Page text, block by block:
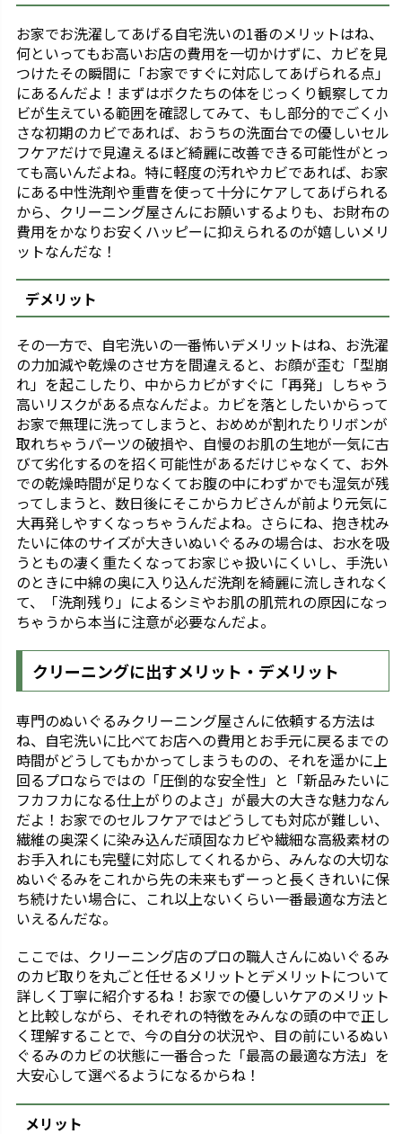
お家でお洗濯してあげる自宅洗いの1番のメリットはね、
何といってもお高いお店の費用を一切かけずに、カビを見
つけたその瞬間に「お家ですぐに対応してあげられる点」
にあるんだよ！まずはボクたちの体をじっくり観察してカ
ビが生えている範囲を確認してみて、もし部分的でごく小
さな初期のカビであれば、おうちの洗面台での優しいセル
フケアだけで見違えるほど綺麗に改善できる可能性がとっ
ても高いんだよね。特に軽度の汚れやカビであれば、お家
にある中性洗剤や重曹を使って十分にケアしてあげられる
から、クリーニング屋さんにお願いするよりも、お財布の
費用をかなりお安くハッピーに抑えられるのが嬉しいメリ
ットなんだな！
デメリット
その一方で、自宅洗いの一番怖いデメリットはね、お洗濯
の力加減や乾燥のさせ方を間違えると、お顔が歪む「型崩
れ」を起こしたり、中からカビがすぐに「再発」しちゃう
高いリスクがある点なんだよ。カビを落としたいからって
お家で無理に洗ってしまうと、おめめが割れたりリボンが
取れちゃうパーツの破損や、自慢のお肌の生地が一気に古
びて劣化するのを招く可能性があるだけじゃなくて、お外
での乾燥時間が足りなくてお腹の中にわずかでも湿気が残
ってしまうと、数日後にそこからカビさんが前より元気に
大再発しやすくなっちゃうんだよね。さらにね、抱き枕み
たいに体のサイズが大きいぬいぐるみの場合は、お水を吸
うともの凄く重たくなってお家じゃ扱いにくいし、手洗い
のときに中綿の奥に入り込んだ洗剤を綺麗に流しきれなく
て、「洗剤残り」によるシミやお肌の肌荒れの原因になっ
ちゃうから本当に注意が必要なんだよ。
クリーニングに出すメリット・デメリット
専門のぬいぐるみクリーニング屋さんに依頼する方法は
ね、自宅洗いに比べてお店への費用とお手元に戻るまでの
時間がどうしてもかかってしまうものの、それを遥かに上
回るプロならではの「圧倒的な安全性」と「新品みたいに
フカフカになる仕上がりのよさ」が最大の大きな魅力なん
だよ！お家でのセルフケアではどうしても対応が難しい、
繊維の奥深くに染み込んだ頑固なカビや繊細な高級素材の
お手入れにも完璧に対応してくれるから、みんなの大切な
ぬいぐるみをこれから先の未来もずーっと長くきれいに保
ち続けたい場合に、これ以上ないくらい一番最適な方法と
いえるんだな。
ここでは、クリーニング店のプロの職人さんにぬいぐるみ
のカビ取りを丸ごと任せるメリットとデメリットについて
詳しく丁寧に紹介するね！お家での優しいケアのメリット
と比較しながら、それぞれの特徴をみんなの頭の中で正し
く理解することで、今の自分の状況や、目の前にいるぬい
ぐるみのカビの状態に一番合った「最高の最適な方法」を
大安心して選べるようになるからね！
メリット